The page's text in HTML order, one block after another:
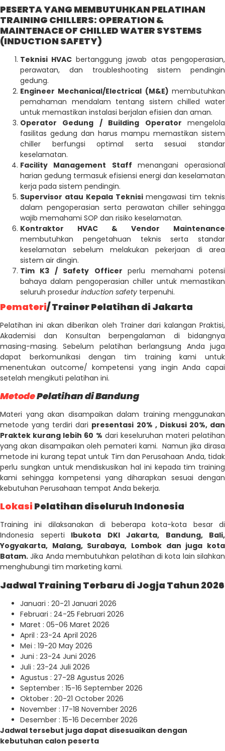
PESERTA YANG MEMBUTUHKAN PELATIHAN
TRAINING CHILLERS: OPERATION &
MAINTENACE OF CHILLED WATER SYSTEMS
(INDUCTION SAFETY)
Teknisi HVAC bertanggung jawab atas pengoperasian,
perawatan, dan troubleshooting sistem pendingin
gedung.
Engineer Mechanical/Electrical (M&E) membutuhkan
pemahaman mendalam tentang sistem chilled water
untuk memastikan instalasi berjalan efisien dan aman.
Operator Gedung / Building Operator mengelola
fasilitas gedung dan harus mampu memastikan sistem
chiller berfungsi optimal serta sesuai standar
keselamatan.
Facility Management Staff menangani operasional
harian gedung termasuk efisiensi energi dan keselamatan
kerja pada sistem pendingin.
Supervisor atau Kepala Teknisi mengawasi tim teknis
dalam pengoperasian serta perawatan chiller sehingga
wajib memahami SOP dan risiko keselamatan.
Kontraktor HVAC & Vendor Maintenance
membutuhkan pengetahuan teknis serta standar
keselamatan sebelum melakukan pekerjaan di area
sistem air dingin.
Tim K3 / Safety Officerperlu memahami potensi
bahaya dalam pengoperasian chiller untuk memastikan
seluruh prosedur induction safety terpenuhi.
Pemateri/ Trainer Pelatihan di Jakarta
Pelatihan ini akan diberikan oleh Trainer dari kalangan Praktisi,
Akademisi dan Konsultan berpengalaman di bidangnya
masing-masing. Sebelum pelatihan berlangsung Anda juga
dapat berkomunikasi dengan tim training kami untuk
menentukan outcome/ kompetensi yang ingin Anda capai
setelah mengikuti pelatihan ini.
MetodePelatihan di Bandung
Materi yang akan disampaikan dalam training menggunakan
metode yang terdiri dari presentasi 20% , Diskusi 20%, dan
Praktek kurang lebih 60 % dari keseluruhan materi pelatihan
yang akan disampaikan oleh pemateri kami. Namun jika dirasa
metode ini kurang tepat untuk Tim dan Perusahaan Anda, tidak
perlu sungkan untuk mendiskusikan hal ini kepada tim training
kami sehingga kompetensi yang diharapkan sesuai dengan
kebutuhan Perusahaan tempat Anda bekerja.
Lokasi Pelatihan diseluruh Indonesia
Training ini dilaksanakan di beberapa kota-kota besar di
Indonesia seperti Ibukota DKI Jakarta, Bandung, Bali,
Yogyakarta, Malang, Surabaya, Lombok dan juga kota
Batam. Jika Anda membutuhkan pelatihan di kota lain silahkan
menghubungi tim marketing kami.
Jadwal Training Terbaru di Jogja Tahun 2026
Januari : 20-21 Januari 2026
Februari : 24-25 Februari 2026
Maret : 05-06 Maret 2026
April : 23-24 April 2026
Mei : 19-20 May 2026
Juni : 23-24 Juni 2026
Juli : 23-24 Juli 2026
Agustus : 27-28 Agustus 2026
September : 15-16 September 2026
Oktober : 20-21 October 2026
November : 17-18 November 2026
Desember : 15-16 December 2026
Jadwal tersebut juga dapat disesuaikan dengan
kebutuhan calon peserta